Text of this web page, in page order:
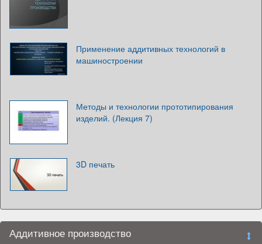
Применение аддитивных технологий в
машиностроении
Методы и технологии прототипирования
изделий. (Лекция 7)
3D печать
Аддитивное производство